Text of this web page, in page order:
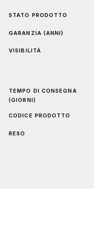
STATO PRODOTTO
GARANZIA (ANNI)
VISIBILITÀ
TEMPO DI CONSEGNA
(GIORNI)
CODICE PRODOTTO
RESO